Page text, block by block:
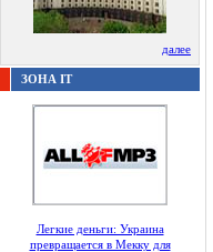
далее
ЗОНА IT
Легкие деньги: Украина
превращается в Мекку для